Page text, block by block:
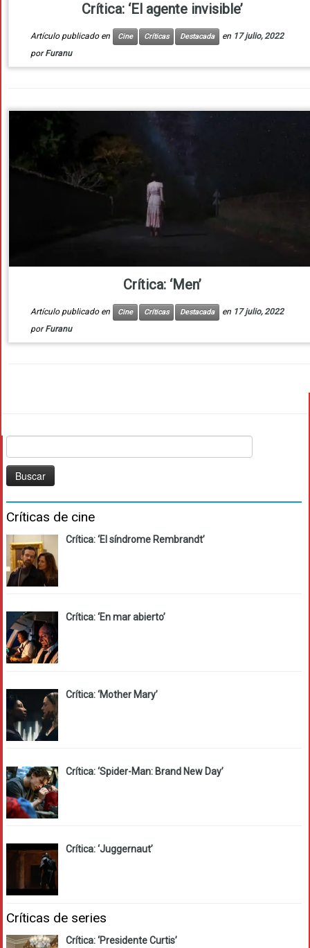
Crítica: ‘El agente invisible’
Artículo publicado en Cine Críticas Destacada en 17 julio, 2022
porFuranu
Crítica: ‘Men’
Artículo publicado en Cine Críticas Destacada en 17 julio, 2022
porFuranu
Críticas de cine
Crítica: ‘El síndrome Rembrandt’
Crítica: ‘En mar abierto’
Crítica: ‘Mother Mary’
Crítica: ‘Spider-Man: Brand New Day’
Crítica: ‘Juggernaut’
Críticas de series
Crítica: ‘Presidente Curtis’